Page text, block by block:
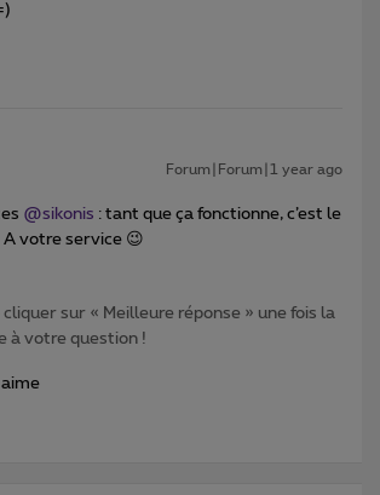
Forum|Forum|1 year ago
@sikonis : tant que ça fonctionne, c’est le
votre service 😉
cliquer sur « Meilleure réponse » une fois la
à votre question !